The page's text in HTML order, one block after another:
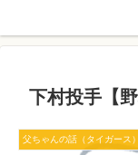
下村投手【野
父ちゃんの話（タイガース）